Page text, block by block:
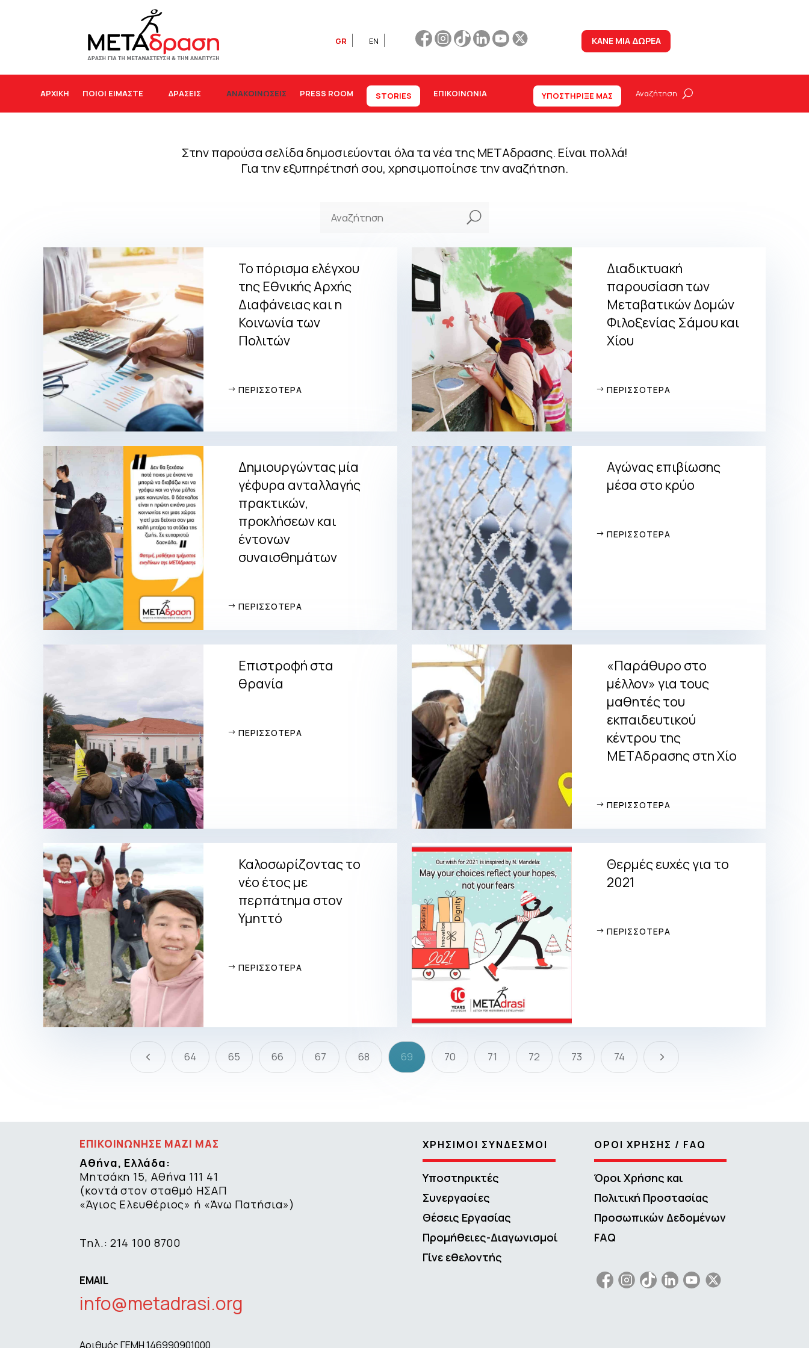
GR EN ΚΑΝΕ ΜΙΑ ΔΩΡΕΑ
ΑΡΧΙΚΉ ΠΟΙΟΙ ΕΙΜΑΣΤΕ ΔΡΆΣΕΙΣ ΑΝΑΚΟΙΝΩΣΕΙΣ PRESS ROOM STORIES ΕΠΙΚΟΙΝΩΝΊΑ ΥΠΟΣΤΗΡΙΞΕ ΜΑΣ
Στην παρούσα σελίδα δημοσιεύονται όλα τα νέα της ΜΕΤΑδρασης. Είναι πολλά!
Για την εξυπηρέτησή σου, χρησιμοποίησε την αναζήτηση.
U
Το πόρισμα ελέγχου
της Εθνικής Αρχής
Διαφάνειας και η
Κοινωνία των
Πολιτών
ΠΕΡΙΣΣΟΤΕΡΑ
Διαδικτυακή
παρουσίαση των
Μεταβατικών Δομών
Φιλοξενίας Σάμου και
Χίου
ΠΕΡΙΣΣΟΤΕΡΑ
Δημιουργώντας μία
γέφυρα ανταλλαγής
πρακτικών,
προκλήσεων και
έντονων
συναισθημάτων
ΠΕΡΙΣΣΟΤΕΡΑ
Αγώνας επιβίωσης
μέσα στο κρύο
ΠΕΡΙΣΣΟΤΕΡΑ
Επιστροφή στα
θρανία
ΠΕΡΙΣΣΟΤΕΡΑ
«Παράθυρο στο
μέλλον» για τους
μαθητές του
εκπαιδευτικού
κέντρου της
ΜΕΤΑδρασης στη Χίο
ΠΕΡΙΣΣΟΤΕΡΑ
Καλοσωρίζοντας το
νέο έτος με
περπάτημα στον
Υμηττό
ΠΕΡΙΣΣΟΤΕΡΑ
Θερμές ευχές για το
2021
ΠΕΡΙΣΣΟΤΕΡΑ
4 64 65 66 67 68 69 70 71 72 73 74 5
ΕΠΙΚΟΙΝΩΝΗΣΕ ΜΑΖΙ ΜΑΣ
Αθήνα, Ελλάδα:
Μητσάκη 15, Αθήνα 111 41
(κοντά στον σταθμό ΗΣΑΠ
«Άγιος Ελευθέριος» ή «Άνω Πατήσια»)
Τηλ.: 214 100 8700
EMAIL
info@metadrasi.org
Αριθμός ΓΕΜΗ 146990901000
ΧΡΗΣΙΜΟΙ ΣΥΝΔΕΣΜΟΙ
Υποστηρικτές
Συνεργασίες
Θέσεις Εργασίας
Προμήθειες-Διαγωνισμοί
Γίνε εθελοντής
ΟΡΟΙ ΧΡΗΣΗΣ / FAQ
Όροι Χρήσης και
Πολιτική Προστασίας
Προσωπικών Δεδομένων
FAQ